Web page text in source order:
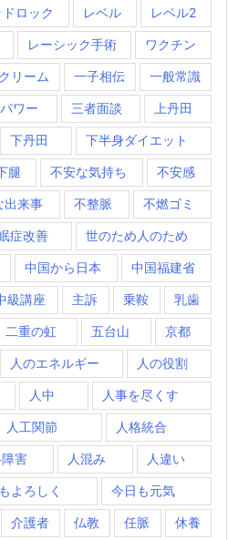
ドロック レベル レベル2
レーシック手術 ワクチン
リーム 一子相伝 一般常識
ワー 三者面談 上丹田
下丹田 下半身ダイエット
腿 不安な気持ち 不安感
出来事 不整脈 不燃ゴミ
症改善 世のため人のため
中国から日本 中国福建省
級講座 主訴 乗鞍 乳歯
二重の虹 五台山 京都
人のエネルギー 人の役割
人中 人事を尽くす
人工関節 人格統合
障害 人混み 人違い
よろしく 今日も元気
介護者 仏教 任脈 休養